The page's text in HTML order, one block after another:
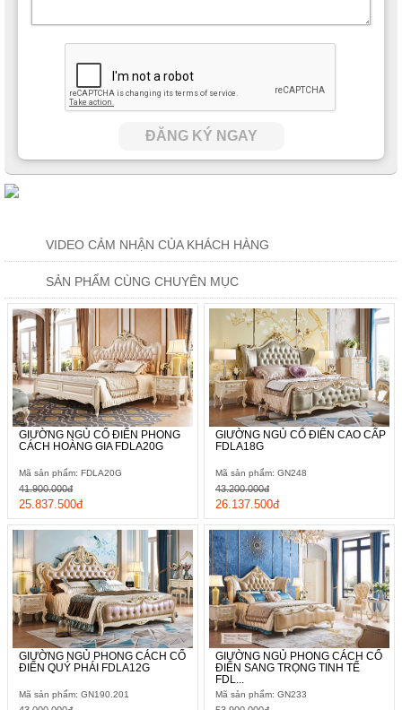
ĐĂNG KÝ NGAY
VIDEO CẢM NHẬN CỦA KHÁCH HÀNG
SẢN PHẨM CÙNG CHUYÊN MỤC
GIƯỜNG NGỦ CỔ ĐIỂN PHONG
CÁCH HOÀNG GIA FDLA20G
Mã sản phẩm: FDLA20G
25.837.500đ
41.900.000đ
GIƯỜNG NGỦ CỔ ĐIỂN CAO CẤP
FDLA18G
Mã sản phẩm: GN248
26.137.500đ
43.200.000đ
GIƯỜNG NGỦ PHONG CÁCH CỔ
ĐIỂN QUÝ PHÁI FDLA12G
Mã sản phẩm: GN190.201
GIƯỜNG NGỦ PHONG CÁCH CỔ
ĐIỂN SANG TRỌNG TINH TẾ
FDL...
Mã sản phẩm: GN233